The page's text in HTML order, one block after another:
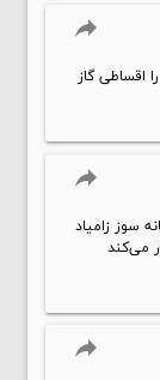
reply
اقساطی گاز
reply
سوز زامیاد
می‌کند
reply